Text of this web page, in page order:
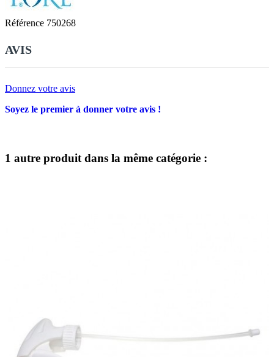
Référence 750268
AVIS
Donnez votre avis
Soyez le premier à donner votre avis !
1 autre produit dans la même catégorie :